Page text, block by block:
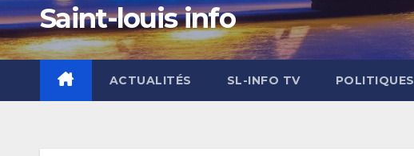
Saint-louis info
ACTUALITÉS SL-INFO TV POLITIQUES